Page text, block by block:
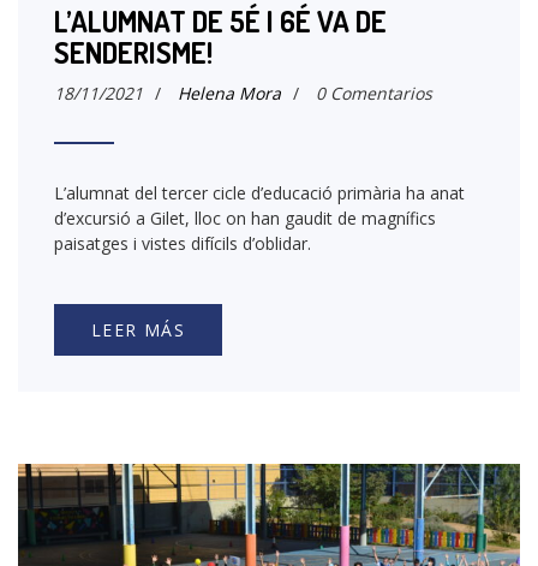
L’ALUMNAT DE 5É I 6É VA DE
SENDERISME!
18/11/2021 / Helena Mora / 0 Comentarios
L’alumnat del tercer cicle d’educació primària ha anat
d’excursió a Gilet, lloc on han gaudit de magnífics
paisatges i vistes difícils d’oblidar.
LEER MÁS